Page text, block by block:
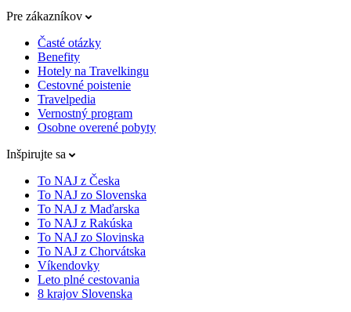
Pre zákazníkov
Časté otázky
Benefity
Hotely na Travelkingu
Cestovné poistenie
Travelpedia
Vernostný program
Osobne overené pobyty
Inšpirujte sa
To NAJ z Česka
To NAJ zo Slovenska
To NAJ z Maďarska
To NAJ z Rakúska
To NAJ zo Slovinska
To NAJ z Chorvátska
Víkendovky
Leto plné cestovania
8 krajov Slovenska